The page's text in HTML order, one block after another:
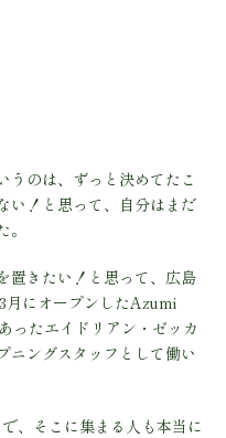
うのは、ずっと決めてたこ
い！と思って、自分はまだ
置きたい！と思って、広島
月にオープンしたAzumi
ったエイドリアン・ゼッカ
ニングスタッフとして働い
、そこに集まる人も本当に